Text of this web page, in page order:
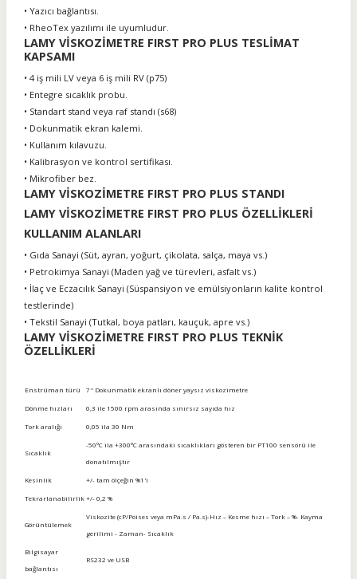
• Yazıcı bağlantısı.
• RheoTex yazılımı ile uyumludur.
LAMY VİSKOZİMETRE FIRST PRO PLUS TESLİMAT
KAPSAMI
• 4 iş mili LV veya 6 iş mili RV (p75)
• Entegre sıcaklık probu.
• Standart stand veya raf standı (s68)
• Dokunmatik ekran kalemi.
• Kullanım kılavuzu.
• Kalibrasyon ve kontrol sertifikası.
• Mikrofiber bez.
LAMY VİSKOZİMETRE FIRST PRO PLUS STANDI
LAMY VİSKOZİMETRE FIRST PRO PLUS ÖZELLİKLERİ
KULLANIM ALANLARI
• Gıda Sanayi (Süt, ayran, yoğurt, çikolata, salça, maya vs.)
• Petrokimya Sanayi (Maden yağ ve türevleri, asfalt vs.)
• İlaç ve Eczacılık Sanayi (Süspansiyon ve emülsiyonların kalite kontrol
testlerinde)
• Tekstil Sanayi (Tutkal, boya patları, kauçuk, apre vs.)
LAMY VİSKOZİMETRE FIRST PRO PLUS TEKNİK
ÖZELLİKLERİ
Enstrüman türü 7'' Dokunmatik ekranlı döner yaysız viskozimetre
Dönme hızları 0,3 ile 1500 rpm arasında sınırsız sayıda hız
Tork aralığı 0,05 ila 30 Nm
Sıcaklık
-50°C ila +300°C arasındaki sıcaklıkları gösteren bir PT100 sensörü ile
donatılmıştır
Kesinlik +/- tam ölçeğin %1'i
Tekrarlanabilirlik+/- 0,2 %
Görüntülemek
Viskozite (cP/Poises veya mPa.s / Pa.s)-Hız – Kesme hızı – Tork – %- Kayma
gerilimi - Zaman- Sıcaklık
Bilgisayar
bağlantısı
RS232 ve USB